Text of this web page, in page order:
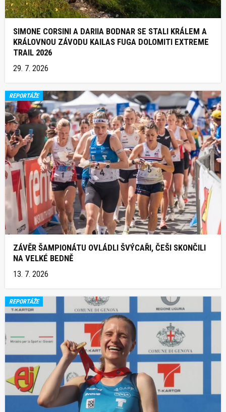
SIMONE CORSINI A DARIIA BODNAR SE STALI KRÁLEM A
KRÁLOVNOU ZÁVODU KAILAS FUGA DOLOMITI EXTREME
TRAIL 2026
29. 7. 2026
REPORTÁŽE
ZÁVĚR ŠAMPIONÁTU OVLÁDLI ŠVÝCAŘI, ČEŠI SKONČILI
NA VELKÉ BEDNĚ
13. 7. 2026
REPORTÁŽE